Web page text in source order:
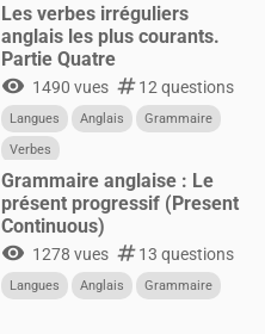
Les verbes irréguliers
anglais les plus courants.
Partie Quatre
visibility 1490 vues numbers12 questions
Langues Anglais
Grammaire
Verbes
Grammaire anglaise : Le
présent progressif (Present
Continuous)
visibility 1278 vues numbers13 questions
Langues Anglais Grammaire